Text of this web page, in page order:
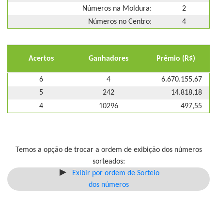
Números na Moldura:
2
Números no Centro:
4
Acertos Ganhadores Prêmio (R$)
6 4
6.670.155,67
5
242
14.818,18
4
10296 497,55
Temos a opção de trocar a ordem de exibição dos números
sorteados:
Exibir por ordem de Sorteio
dos números